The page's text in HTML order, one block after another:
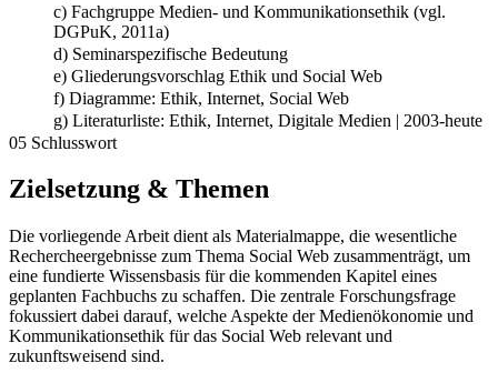
c) Fachgruppe Medien- und Kommunikationsethik (vgl.
DGPuK, 2011a)
d) Seminarspezifische Bedeutung
e) Gliederungsvorschlag Ethik und Social Web
f) Diagramme: Ethik, Internet, Social Web
g) Literaturliste: Ethik, Internet, Digitale Medien | 2003-heute
05 Schlusswort
Zielsetzung & Themen
Die vorliegende Arbeit dient als Materialmappe, die wesentliche
Rechercheergebnisse zum Thema Social Web zusammenträgt, um
eine fundierte Wissensbasis für die kommenden Kapitel eines
geplanten Fachbuchs zu schaffen. Die zentrale Forschungsfrage
fokussiert dabei darauf, welche Aspekte der Medienökonomie und
Kommunikationsethik für das Social Web relevant und
zukunftsweisend sind.